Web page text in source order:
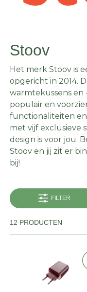
Stoov
Het merk Stoov is
opgericht in 2014.
warmtekussens
populair en
functionaliteiten
met vijf exclusieve
design is voor jou.
Stoov en jij zit er
bij!
FILTER
12 PRODUCTEN